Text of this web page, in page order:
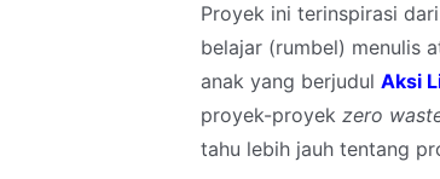
Proyek ini terinspirasi
belajar (rumbel) menulis
anak yang berjudul Aksi
proyek-proyek zero
tahu lebih jauh tentang